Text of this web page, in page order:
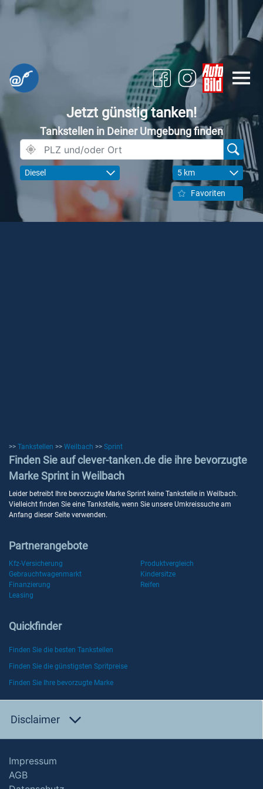
Jetzt günstig tanken!
Tankstellen in Deiner Umgebung finden
Diesel 5 km
Favoriten
>> Tankstellen >> Weilbach >> Sprint
Finden Sie auf clever-tanken.de die ihre bevorzugte
Marke Sprint in Weilbach
Leider betreibt Ihre bevorzugte Marke Sprint keine Tankstelle in Weilbach.
Vielleicht finden Sie eine Tankstelle, wenn Sie unsere Umkreissuche am
Anfang dieser Seite verwenden.
Partnerangebote
Kfz-Versicherung
Produktvergleich
Gebrauchtwagenmarkt
Kindersitze
Finanzierung
Reifen
Leasing
Quickfinder
Finden Sie die besten Tankstellen
Finden Sie die günstigsten Spritpreise
Finden Sie Ihre bevorzugte Marke
Disclaimer
Impressum
AGB